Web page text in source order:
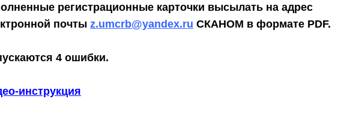
регистрационные карточки высылать на адрес
почты z.umcrb@yandex.ru СКАНОМ в формате PDF.
4 ошибки.
инструкция